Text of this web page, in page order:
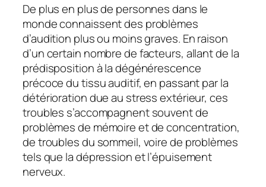
De plus en plus de personnes dans le
monde connaissent des problèmes
d’audition plus ou moins graves. En raison
d’un certain nombre de facteurs, allant de la
prédisposition à la dégénérescence
précoce du tissu auditif, en passant par la
détérioration due au stress extérieur, ces
troubles s’accompagnent souvent de
problèmes de mémoire et de concentration,
de troubles du sommeil, voire de problèmes
tels que la dépression et l’épuisement
nerveux.